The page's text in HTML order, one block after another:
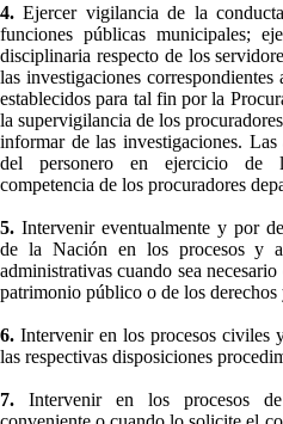
4.Ejercer vigilancia de la
funciones públicas municipales;
disciplinaria respecto de los
las investigaciones
establecidos para tal fin por la
la supervigilancia de los
informar de las investigaciones. Las
del personero en ejercicio de
competencia de los procuradores
5. Intervenir eventualmente y por
de la Nación en los procesos y
administrativas cuando sea
patrimonio público o de los derechos
6. Intervenir en los procesos civiles
las respectivas disposiciones
7. Intervenir en los procesos